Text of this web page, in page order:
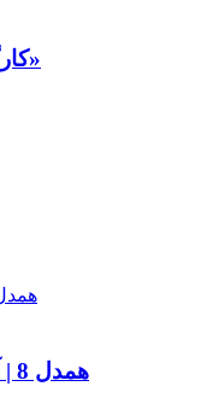
کارگاه تخصصی «سواد زندگی مشترک»
همدل 8 | آسیاب آبی | تعادل در زندگی | آنلاین